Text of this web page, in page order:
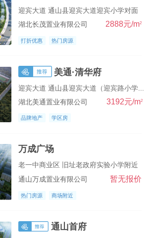
民营小区
新一中商圈
迎宾大道 通山县迎宾大道迎宾小学对面
湖北长茂置业有限公司
2888元/m2
打折优惠 热门房源
美通·清华府
迎宾大道 通山县迎宾大道（迎宾路小学...
湖北美通置业有限公司
3192元/m2
品牌地产 学区房
万成广场
老一中商业区 旧址老政府实验小学附近
通山万成置业有限公司
暂无报价
热门房源 商场附近
通山首府